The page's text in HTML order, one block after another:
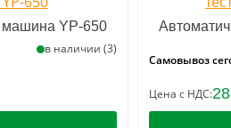
машина YP-650
в наличии (3)
Самовывоз
Цена с НДС: